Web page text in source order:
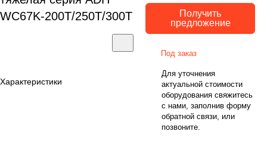
WC67K-200T/250Т/300Т
Характеристики
Получить
предложение
Под заказ
Для уточнения
актуальной стоимости
оборудования свяжитесь
с нами, заполнив форму
обратной связи, или
позвоните.